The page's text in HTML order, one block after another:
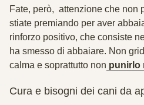
Fate, però, attenzione che non
stiate premiando per aver
rinforzo positivo, che consiste
ha smesso di abbaiare. Non
calma e soprattutto non punirlo
Cura e bisogni dei cani da